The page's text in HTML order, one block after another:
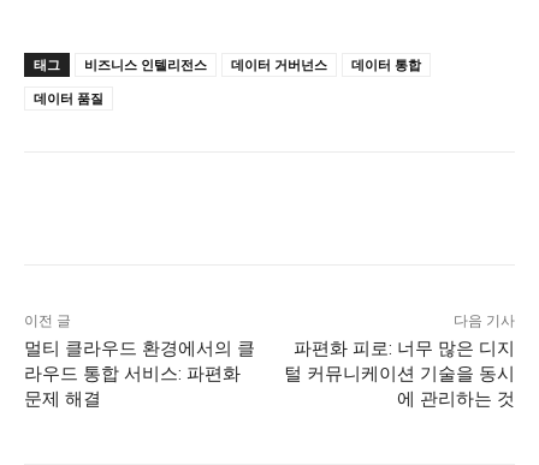
태그 비즈니스 인텔리전스 데이터 거버넌스
데이터 통합
데이터 품질
이전 글
멀티 클라우드 환경에서의 클
라우드 통합 서비스: 파편화
문제 해결
다음 기사
파편화 피로: 너무 많은 디지
털 커뮤니케이션 기술을 동시
에 관리하는 것